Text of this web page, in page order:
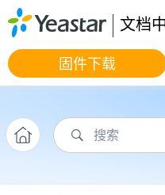
跳转到主要内容
文档
固件下载